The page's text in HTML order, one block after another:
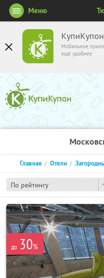
КупиКупон
Мобильное
ещё удобнее
Меню
По рейтингу
Главная Отели
до 30%